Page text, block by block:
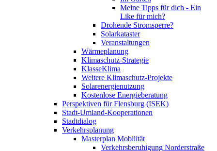
Meine Tipps für dich - Ein
Like für mich?
Drohende Stromsperre?
Solarkataster
Veranstaltungen
Wärmeplanung
Klimaschutz-Strategie
KlasseKlima
Weitere Klimaschutz-Projekte
Solarenergienutzung
Kostenlose Energieberatung
Perspektiven für Flensburg (ISEK)
Stadt-Umland-Kooperationen
Stadtdialog
Verkehrsplanung
Masterplan Mobilität
Verkehrsberuhigung Norderstraße